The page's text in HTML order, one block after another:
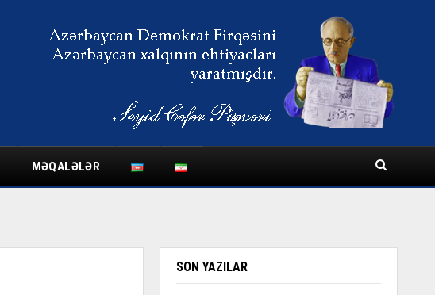
MƏQALƏLƏR
SON YAZILAR